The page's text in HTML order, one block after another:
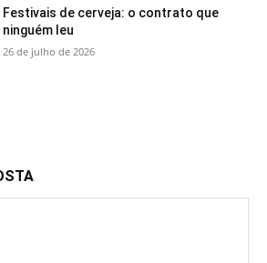
Festivais de cerveja: o contrato que
ninguém leu
26 de julho de 2026